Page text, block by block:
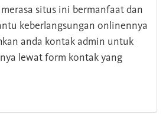
situs ini bermanfaat dan
keberlangsungan onlinennya
anda kontak admin untuk
lewat form kontak yang